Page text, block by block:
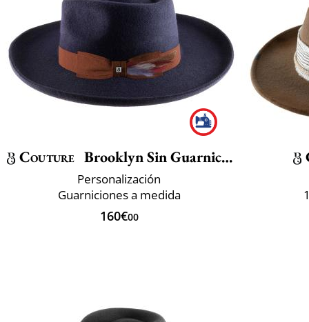
Couture Brooklyn Sin Guarnicion
Personalización
Guarniciones a medida
160€00